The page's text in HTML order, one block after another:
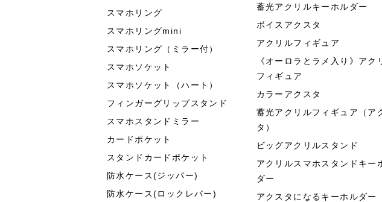
スマホリング
スマホリングmini
スマホリング（ミラー付）
スマホソケット
スマホソケット（ハート）
フィンガーグリップスタンド
スマホスタンドミラー
カードポケット
スタンドカードポケット
防水ケース(ジッパー)
防水ケース(ロックレバー)
蓄光アクリルキーホルダー
ボイスアクスタ
アクリルフィギュア
《オーロラとラメ入り》アク
フィギュア
カラーアクスタ
蓄光アクリルフィギュア（ア
タ）
ビッグアクリルスタンド
アクリルスマホスタンドキー
ダー
アクスタになるキーホルダー